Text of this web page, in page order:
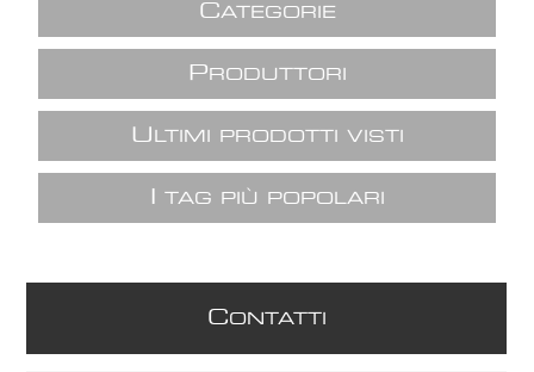
CATEGORIE
P RODUTTORI
U LTIMI PRODOTTI VISTI
TAG PIÙ POPOLARI
CONTATTI